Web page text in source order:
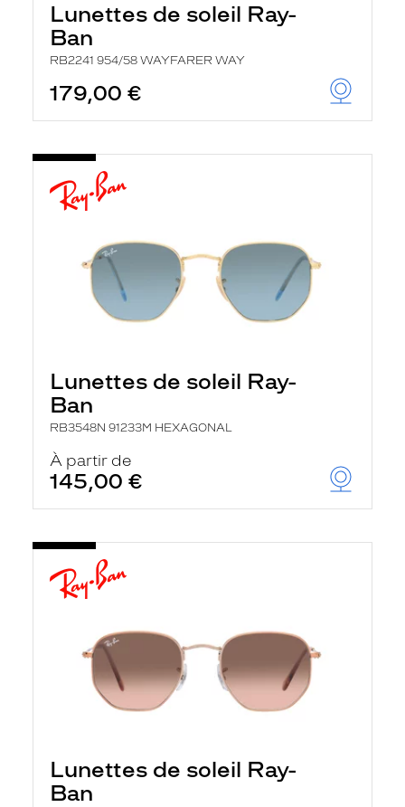
Lunettes de soleil Ray-
Ban
RB2241 954/58 WAYFARER WAY
179,00 €
Lunettes de soleil Ray-
Ban
RB3548N 91233M HEXAGONAL
À partir de
145,00 €
Lunettes de soleil Ray-
Ban